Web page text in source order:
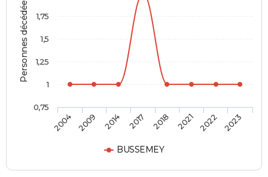
Personnes décédées
BUSSEMEY
2004 2009 2014 2017 2018 2021 2022 2023
0,75
1
1,25
1,5
1,75